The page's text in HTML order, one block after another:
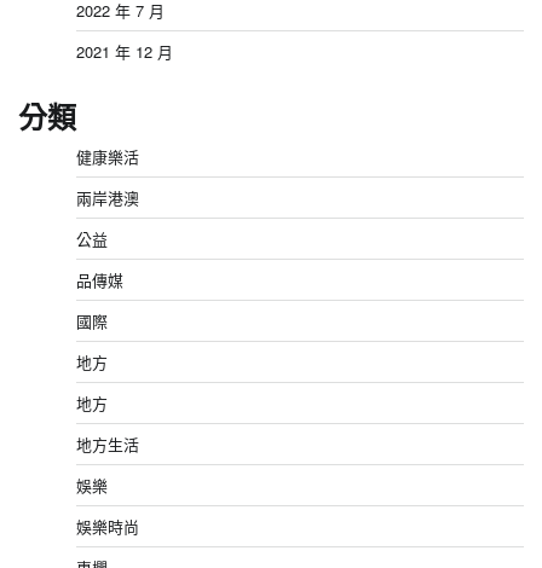
2022 年 7 月
2021 年 12 月
分類
健康樂活
兩岸港澳
公益
品傳媒
國際
地方
地方
地方生活
娛樂
娛樂時尚